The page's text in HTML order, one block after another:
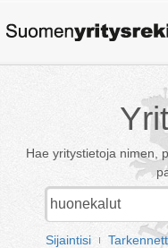
Hae yritystietoja nimen,
Sijaintisi